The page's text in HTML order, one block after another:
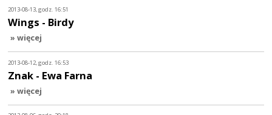
2013-08-13, godz. 16:51
Wings - Birdy
» więcej
2013-08-12, godz. 16:53
Znak - Ewa Farna
» więcej